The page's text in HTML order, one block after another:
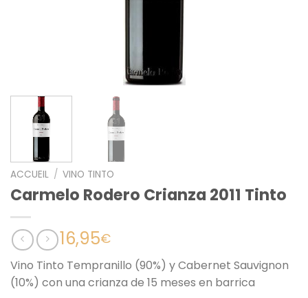
ACCUEIL / VINO TINTO
Carmelo Rodero Crianza 2011 Tinto
16,95€
Vino Tinto Tempranillo (90%) y Cabernet Sauvignon
(10%) con una crianza de 15 meses en barrica